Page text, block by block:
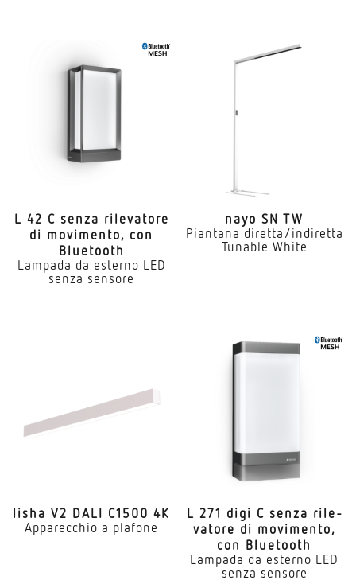
L 42 C senza rile­vatore
di movi­mento, con
Bluetooth
Lampada da esterno LED
senza sensore
nayo SN TW
Piantana diretta/indiretta
Tunable White
lisha V2 DALI C1500 4K
Apparecchio a plafone
L 271 digi C senza rile­
vatore di movi­mento,
con Bluetooth
Lampada da esterno LED
senza sensore